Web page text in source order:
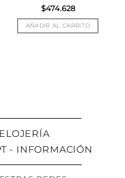
$474.628
AÑADIR AL CARRITO
- INFORMACIÓN